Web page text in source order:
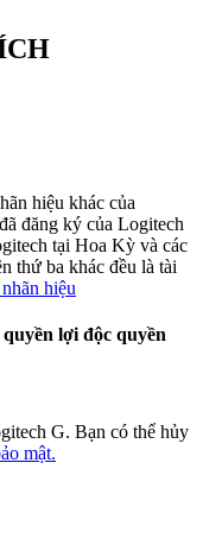
hiệu khác của
đăng ký của Logitech
tại Hoa Kỳ và các
thứ ba khác đều là tài
hiệu
lợi độc quyền
G. Bạn có thể hủy
mật.